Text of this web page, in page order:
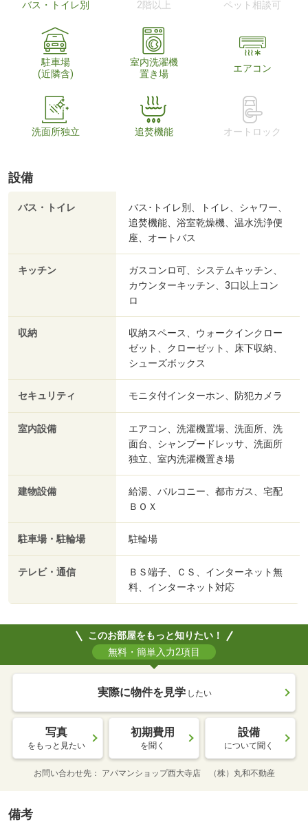
バス・トイレ別 2階以上 ペット相談可
駐車場
(近隣含)
室内洗濯機
置き場
エアコン
洗面所独立 追焚機能 オートロック
設備
バス・トイレ
バス･トイレ別、トイレ、シャワー、
追焚機能、浴室乾燥機、温水洗浄便
座、オートバス
キッチン
ガスコンロ可、システムキッチン、
カウンターキッチン、3口以上コン
ロ
収納
収納スペース、ウォークインクロー
ゼット、クローゼット、床下収納、
シューズボックス
セキュリティ モニタ付インターホン、防犯カメラ
室内設備
エアコン、洗濯機置場、洗面所、洗
面台、シャンプードレッサ、洗面所
独立、室内洗濯機置き場
建物設備
給湯、バルコニー、都市ガス、宅配
ＢＯＸ
駐車場・駐輪場 駐輪場
テレビ・通信
ＢＳ端子、ＣＳ、インターネット無
料、インターネット対応
このお部屋をもっと知りたい！
無料・簡単入力2項目
実際に物件を見学 したい
写真
をもっと見たい
初期費用
を聞く
設備
について聞く
お問い合わせ先 アパマンショップ西大寺店 （株）丸和不動産
備考